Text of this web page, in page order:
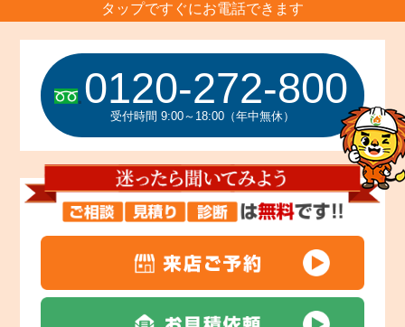
タップですぐにお電話できます
0120-272-800
受付時間 9:00～18:00（年中無休）